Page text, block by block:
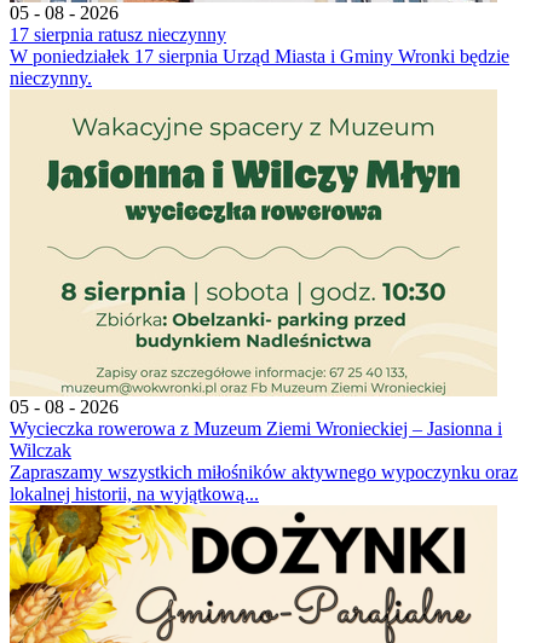
05 - 08 - 2026
17 sierpnia ratusz nieczynny
W poniedziałek 17 sierpnia Urząd Miasta i Gminy Wronki będzie
nieczynny.
05 - 08 - 2026
Wycieczka rowerowa z Muzeum Ziemi Wronieckiej – Jasionna i
Wilczak
Zapraszamy wszystkich miłośników aktywnego wypoczynku oraz
lokalnej historii, na wyjątkową...